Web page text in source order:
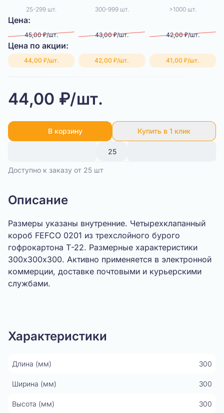
25-299 шт. 300-999 шт. >1000 шт.
Цена:
45,00 ₽/шт. 43,00 ₽/шт. 42,00 ₽/шт.
Цена по акции:
44,00 ₽/шт. 42,00 ₽/шт. 41,00 ₽/шт.
44,00 ₽/шт.
В корзину Купить в 1 клик
Доступно к заказу от 25 шт
Описание
Размеры указаны внутренние. Четырехклапанный
короб FEFCO 0201 из трехслойного бурого
гофрокартона Т-22. Размерные характеристики
300х300х300. Активно применяется в электронной
коммерции, доставке почтовыми и курьерскими
службами.
Характеристики
Длина (мм) 300
Ширина (мм) 300
Высота (мм) 300